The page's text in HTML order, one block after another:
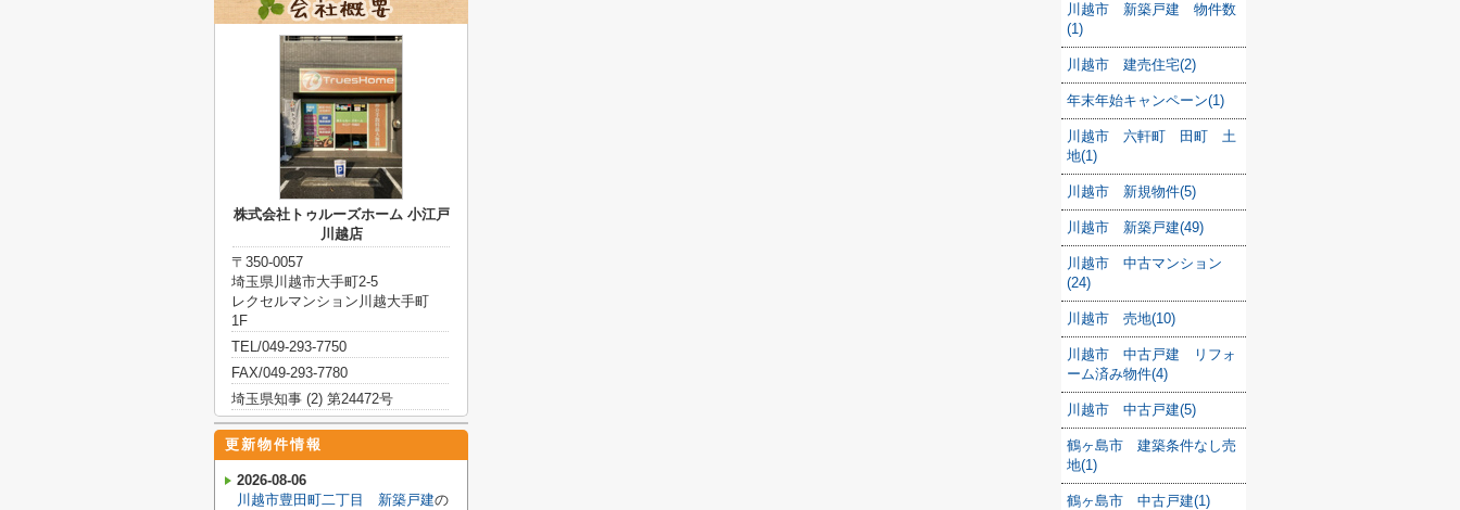
川越市 新築戸建 物件数
(1)
川越市 建売住宅(2)
年末年始キャンペーン(1)
川越市 六軒町 田町 土
地(1)
川越市 新規物件(5)
川越市 新築戸建(49)
川越市 中古マンション
(24)
川越市 売地(10)
川越市 中古戸建 リフォ
ーム済み物件(4)
川越市 中古戸建(5)
鶴ヶ島市 建築条件なし売
地(1)
鶴ヶ島市 中古戸建(1)
株式会社トゥルーズホーム 小江戸
川越店
〒350-0057
埼玉県川越市大手町2-5
レクセルマンション川越大手町
1F
TEL/049-293-7750
FAX/049-293-7780
埼玉県知事 (2) 第24472号
更新物件情報
2026-08-06
川越市豊田町二丁目 新築戸建の